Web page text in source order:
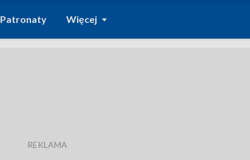
Patronaty Więcej